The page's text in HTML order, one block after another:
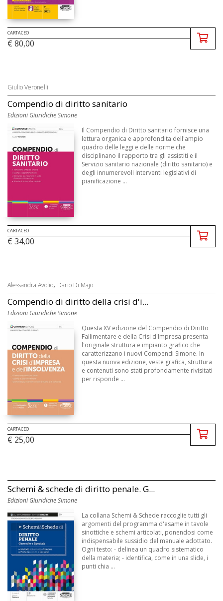
CARTACEO
€ 80,00
Giulio Veronelli
Compendio di diritto sanitario
Edizioni Giuridiche Simone
Il Compendio di Diritto sanitario fornisce una
lettura organica e approfondita dell'ampio
quadro delle leggi e delle norme che
disciplinano il rapporto tra gli assistiti e il
Servizio sanitario nazionale (diritto sanitario) e
degli innumerevoli interventi legislativi di
pianificazione ...
CARTACEO
€ 34,00
Alessandra Avolio, Dario Di Majo
Compendio di diritto della crisi d'i...
Edizioni Giuridiche Simone
Questa XV edizione del Compendio di Diritto
Fallimentare e della Crisi d'Impresa presenta
l'originale struttura e impianto grafico che
caratterizzano i nuovi Compendi Simone. In
questa nuova edizione, veste grafica, struttura
e contenuti sono stati profondamente rivisitati
per risponde ...
CARTACEO
€ 25,00
Schemi & schede di diritto penale. G...
Edizioni Giuridiche Simone
La collana Schemi & Schede raccoglie tutti gli
argomenti del programma d'esame in tavole
sinottiche e schemi articolati, ponendosi come
indispensabile sussidio del manuale adottato.
Ogni testo: - delinea un quadro sistematico
della materia; - identifica, come in una slide, i
punti chia ...